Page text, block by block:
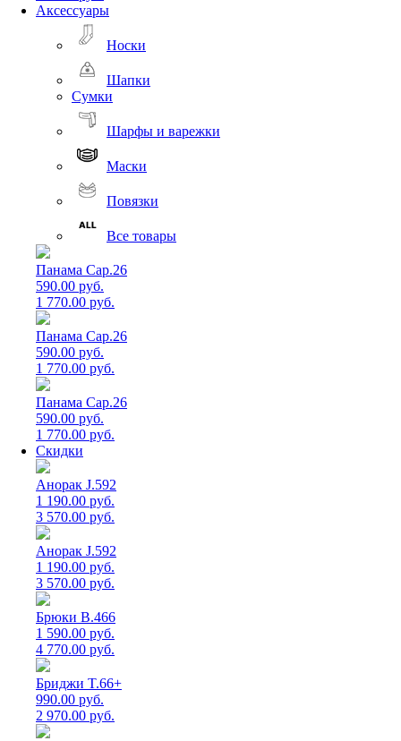
Аксессуары
Носки
Шапки
Сумки
Шарфы и варежки
Маски
Повязки
Все товары
Панама Cap.26
590.00 руб.
1 770.00 руб.
Панама Cap.26
590.00 руб.
1 770.00 руб.
Панама Cap.26
590.00 руб.
1 770.00 руб.
Скидки
Анорак J.592
1 190.00 руб.
3 570.00 руб.
Анорак J.592
1 190.00 руб.
3 570.00 руб.
Брюки B.466
1 590.00 руб.
4 770.00 руб.
Бриджи T.66+
990.00 руб.
2 970.00 руб.